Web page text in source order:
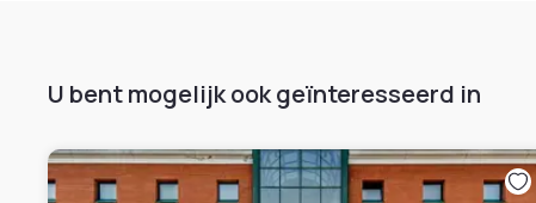
U bent mogelijk ook geïnteresseerd in